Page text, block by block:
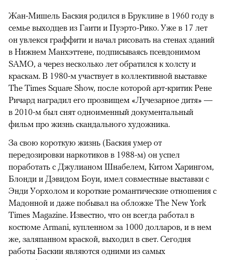
Жан-Мишель Баския родился в Бруклине в 1960 году в
семье выходцев из Гаити и Пуэрто-Рико. Уже в 17 лет
он увлекся граффити и начал рисовать на стенах зданий
в Нижнем Манхэттене, подписываясь псевдонимом
SAMO, а через несколько лет обратился к холсту и
краскам. В 1980-м участвует в коллективной выставке
The Times Square Show, после которой арт-критик Рене
Ричард наградил его прозвищем «Лучезарное дитя» —
в 2010-м был снят одноименный документальный
фильм про жизнь скандального художника.
За свою короткую жизнь (Баския умер от
передозировки наркотиков в 1988-м) он успел
поработать с Джулианом Шнабелем, Китом Харингом,
Блонди и Дэвидом Боуи, имел совместные выставки с
Энди Уорхолом и короткие романтические отношения с
Мадонной и даже побывал на обложке The New York
Times Magazine. Известно, что он всегда работал в
костюме Armani, купленном за 1000 долларов, и в нем
же, заляпанном краской, выходил в свет. Сегодня
работы Баскии являются одними из самых